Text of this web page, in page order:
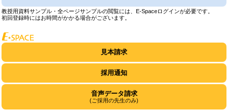
教授用資料サンプル・全ページサンプルの閲覧には、E-Spaceログインが必要です。
初回登録時にはお時間がかかる場合がございます。
見本請求
採用通知
音声データ請求
(ご採用の先生のみ)